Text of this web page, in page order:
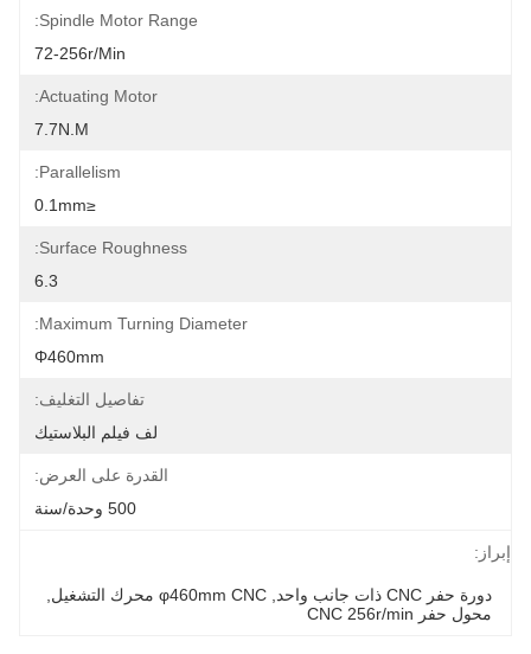
Spindle Motor Range:
72-256r/min
Actuating Motor:
7.7N.m
Parallelism:
≤0.1mm
Surface Roughness:
6.3
Maximum Turning Diameter:
Φ460mm
تفاصيل التغليف:
لف فيلم البلاستيك
القدرة على العرض:
500 وحدة/سنة
إبراز:
دورة حفر CNC ذات جانب واحد , φ460mm CNC محرك التشغيل
,
محول حفر CNC 256r/min